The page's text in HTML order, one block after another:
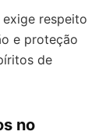
exige respeito
e proteção
de
no